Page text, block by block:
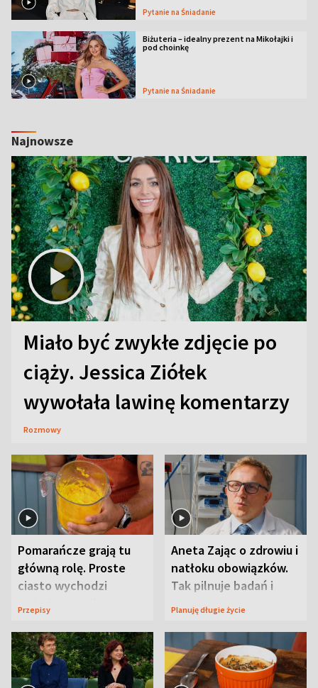
Pytanie na Śniadanie
Biżuteria – idealny prezent na Mikołajki i
pod choinkę
Pytanie na Śniadanie
Najnowsze
Miało być zwykłe zdjęcie po
ciąży. Jessica Ziółek
wywołała lawinę komentarzy
Rozmowy
Pomarańcze grają tu
główną rolę. Proste
ciasto wychodzi
wyjątkowo wilgotne
Przepisy
Aneta Zając o zdrowiu i
natłoku obowiązków.
Tak pilnuje badań i
wizyt
Planuję długie życie